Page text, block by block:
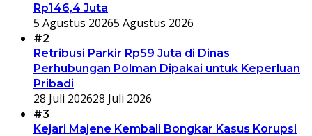
Rp146,4 Juta
5 Agustus 20265 Agustus 2026
#2
Retribusi Parkir Rp59 Juta di Dinas
Perhubungan Polman Dipakai untuk Keperluan
Pribadi
28 Juli 202628 Juli 2026
#3
Kejari Majene Kembali Bongkar Kasus Korupsi